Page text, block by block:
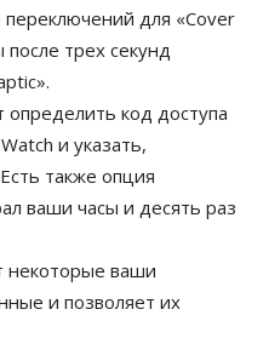
переключений для «Cover
трех секунд
код доступа
и указать,
также опция
ваши часы и десять раз
некоторые ваши
и позволяет их